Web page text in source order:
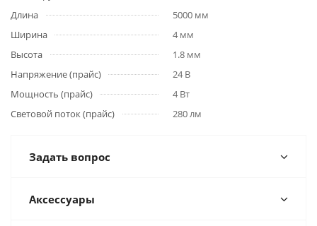
Длина
5000 мм
Ширина
4 мм
Высота
1.8 мм
Напряжение (прайс)
24 В
Мощность (прайс)
4 Вт
Световой поток (прайс)
280 лм
Задать вопрос
Аксессуары